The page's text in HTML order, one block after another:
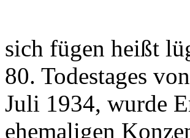
sich fügen heißt
80. Todestages
Juli 1934, wurde
ehemaligen